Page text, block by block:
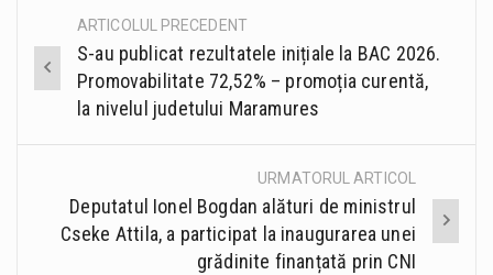
Post
navigation
ARTICOLUL PRECEDENT
S-au publicat rezultatele inițiale la BAC 2026.
Promovabilitate 72,52% – promoția curentă,
la nivelul judetului Maramures
URMATORUL ARTICOL
Deputatul Ionel Bogdan alături de ministrul
Cseke Attila, a participat la inaugurarea unei
grădinite finanțată prin CNI